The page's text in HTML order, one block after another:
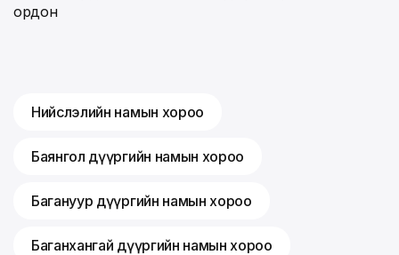
ордон
Нийслэлийн намын хороо
Баянгол дүүргийн намын хороо
Багануур дүүргийн намын хороо
Баганхангай дүүргийн намын хороо